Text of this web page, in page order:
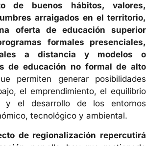
de buenos hábitos, valores,
arraigados en el territorio,
oferta de educación superior
formales presenciales,
a distancia y modelos o
de educación no formal de alto
permiten generar posibilidades
el emprendimiento, el equilibrio
y el desarrollo de los entornos
tecnológico y ambiental.
de regionalización repercutirá